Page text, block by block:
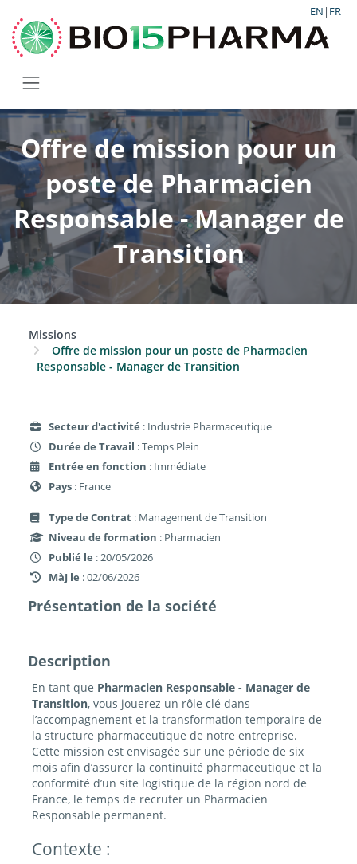
EN | FR
Offre de mission pour un
poste de Pharmacien
Responsable - Manager de
Transition
Missions
Offre de mission pour un poste de Pharmacien
Responsable - Manager de Transition
Secteur d'activité : Industrie Pharmaceutique
Durée de Travail : Temps Plein
Entrée en fonction : Immédiate
Pays : France
Type de Contrat : Management de Transition
Niveau de formation : Pharmacien
Publié le : 20/05/2026
MàJ le : 02/06/2026
Présentation de la société
Description
En tant que Pharmacien Responsable - Manager de
Transition, vous jouerez un rôle clé dans
l’accompagnement et la transformation temporaire de
la structure pharmaceutique de notre entreprise.
Cette mission est envisagée sur une période de six
mois afin d’assurer la continuité pharmaceutique et la
conformité d’un site logistique de la région nord de
France, le temps de recruter un Pharmacien
Responsable permanent.
Contexte :